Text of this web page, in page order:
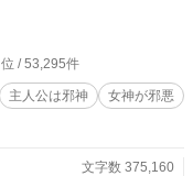
位 / 53,295件
主人公は邪神
女神が邪悪
文字数 375,160